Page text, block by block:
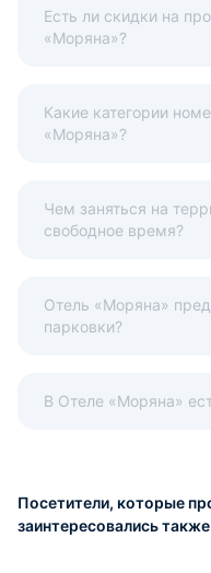
Есть ли скидки на
«Моряна»?
Какие категории
«Моряна»?
Чем заняться на
свободное время?
Отель «Моряна»
парковки?
В Отеле «Моряна»
Посетители, которые
заинтересовались